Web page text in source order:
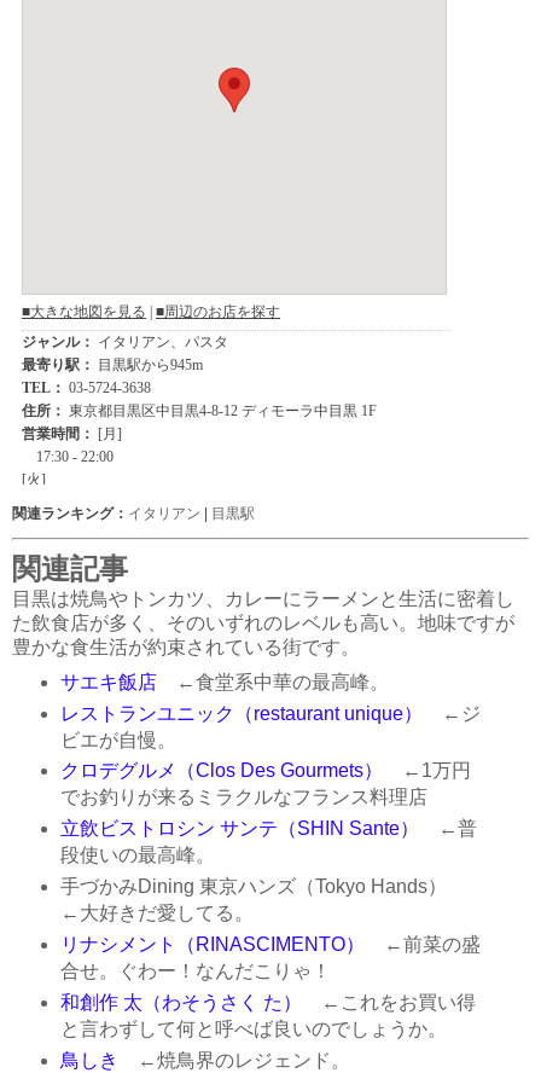
関連ランキング： イタリアン | 目黒駅
関連記事
目黒は焼鳥やトンカツ、カレーにラーメンと生活に密着し
た飲食店が多く、そのいずれのレベルも高い。地味ですが
豊かな食生活が約束されている街です。
サエキ飯店←食堂系中華の最高峰。
レストランユニック（restaurant unique）
←ジ
ビエが自慢。
クロデグルメ（Clos Des Gourmets）
←1万円
でお釣りが来るミラクルなフランス料理店
立飲ビストロシン サンテ（SHIN Sante）
←普
段使いの最高峰。
手づかみDining 東京ハンズ（Tokyo Hands）
←大好きだ愛してる。
リナシメント（RINASCIMENTO）
←前菜の盛
合せ。ぐわー！なんだこりゃ！
和創作 太（わそうさく た）
←これをお買い得
と言わずして何と呼べば良いのでしょうか。
鳥しき
←焼鳥界のレジェンド。